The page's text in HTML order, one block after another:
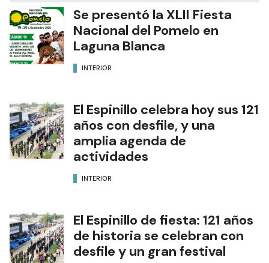
Se presentó la XLII Fiesta
Nacional del Pomelo en
Laguna Blanca
INTERIOR
El Espinillo celebra hoy sus 121
años con desfile, y una
amplia agenda de
actividades
INTERIOR
El Espinillo de fiesta: 121 años
de historia se celebran con
desfile y un gran festival